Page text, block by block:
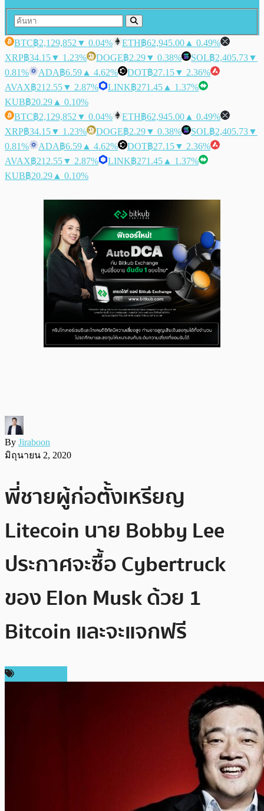
BTC฿2,129,852 ▼ 0.04% ETH฿62,945.00 ▲ 0.49%
XRP฿34.15▼ 1.23% DOGE฿2.29▼ 0.38% SOL฿2,405.73▼
0.81%
ADA฿6.59 ▲ 4.62% DOT฿27.15▼ 2.36%
AVAX฿212.55▼ 2.87% LINK฿271.45 ▲ 1.37%
KUB฿20.29 ▲ 0.10%
BTC฿2,129,852 ▼ 0.04% ETH฿62,945.00 ▲ 0.49%
XRP฿34.15▼ 1.23% DOGE฿2.29▼ 0.38% SOL฿2,405.73▼
0.81%
ADA฿6.59 ▲ 4.62% DOT฿27.15▼ 2.36%
AVAX฿212.55▼ 2.87% LINK฿271.45 ▲ 1.37%
KUB฿20.29 ▲ 0.10%
By Jiraboon
มิถุนายน 2, 2020
พี่ชายผู้ก่อตั้งเหรียญ
Litecoin นาย Bobby Lee
ประกาศจะซื้อ Cybertruck
ของ Elon Musk ด้วย 1
Bitcoin และจะแจกฟรี